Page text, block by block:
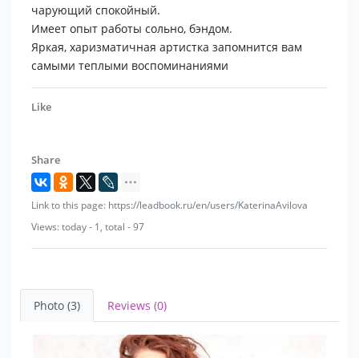
чарующий спокойный.
Имеет опыт работы сольно, бэндом.
Яркая, харизматичная артистка запомнится вам
самыми теплыми воспоминаниями
Like
Share
Link to this page: https://leadbook.ru/en/users/KaterinaAvilova
Views: today - 1, total - 97
Photo (3) Reviews (0)